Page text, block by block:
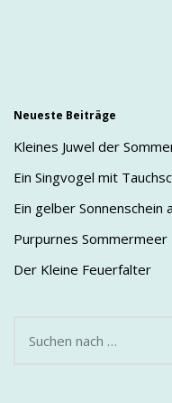
Neueste Beiträge
Kleines Juwel der
Ein Singvogel mit
Ein gelber Sonnenschein
Purpurnes Sommermeer
Der Kleine Feuerfalter